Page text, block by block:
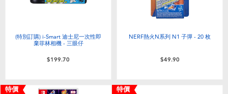
(特別訂購) i-Smart 迪士尼一次性即
棄菲林相機 - 三眼仔
$199.70
NERF熱火N系列 N1 子彈 - 20 枚
$49.90
特價 特價